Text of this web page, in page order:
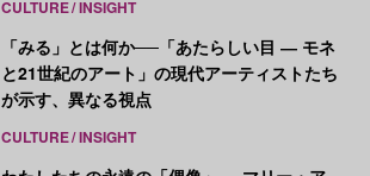
CULTURE INSIGHT
「みる」とは何か──「あたらしい目 ― モネ
と21世紀のアート」の現代アーティストたち
が示す、異なる視点
CULTURE INSIGHT